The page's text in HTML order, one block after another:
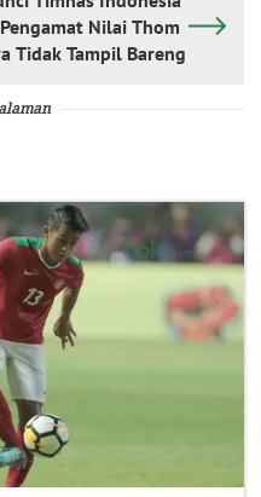
Nilai Thom
Tidak Tampil Bareng